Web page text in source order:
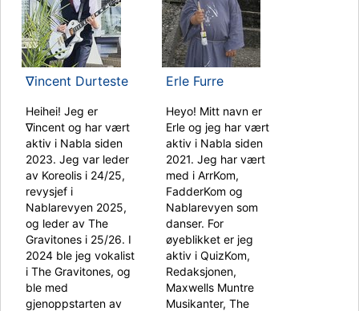
∇incent Durteste
Heihei! Jeg er
∇incent og har vært
aktiv i Nabla siden
2023. Jeg var leder
av Koreolis i 24/25,
revysjef i
Nablarevyen 2025,
og leder av The
Gravitones i 25/26. I
2024 ble jeg vokalist
i The Gravitones, og
ble med
gjenoppstarten av
Erle Furre
Heyo! Mitt navn er
Erle og jeg har vært
aktiv i Nabla siden
2021. Jeg har vært
med i ArrKom,
FadderKom og
Nablarevyen som
danser. For
øyeblikket er jeg
aktiv i QuizKom,
Redaksjonen,
Maxwells Muntre
Musikanter, The